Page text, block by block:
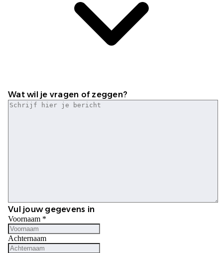
Wat wil je vragen of zeggen?
Vul jouw gegevens in
Voornaam *
Achternaam